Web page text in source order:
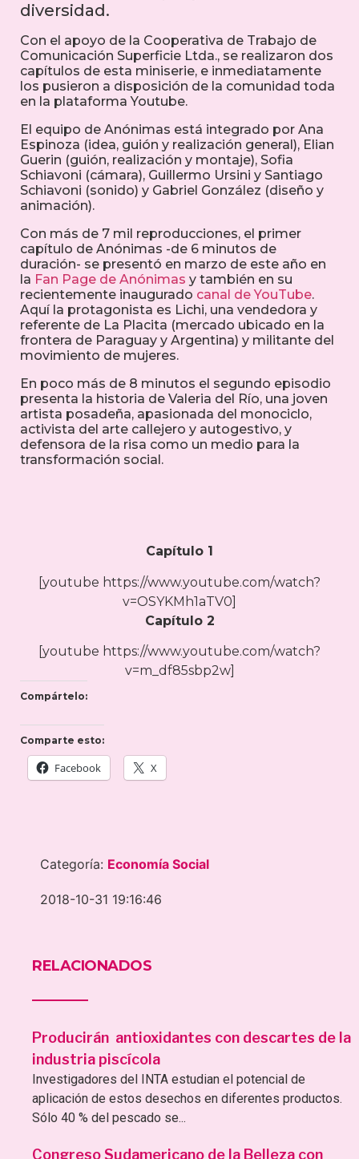
diversidad.
Con el apoyo de la Cooperativa de Trabajo de
Comunicación Superficie Ltda., se realizaron dos
capítulos de esta miniserie, e inmediatamente
los pusieron a disposición de la comunidad toda
en la plataforma Youtube.
El equipo de Anónimas está integrado por Ana
Espinoza (idea, guión y realización general), Elian
Guerin (guión, realización y montaje), Sofia
Schiavoni (cámara), Guillermo Ursini y Santiago
Schiavoni (sonido) y Gabriel González (diseño y
animación).
Con más de 7 mil reproducciones, el primer
capítulo de Anónimas -de 6 minutos de
duración- se presentó en marzo de este año en
la Fan Page de Anónimas y también en su
recientemente inaugurado canal de YouTube.
Aquí la protagonista es Lichi, una vendedora y
referente de La Placita (mercado ubicado en la
frontera de Paraguay y Argentina) y militante del
movimiento de mujeres.
En poco más de 8 minutos el segundo episodio
presenta la historia de Valeria del Río, una joven
artista posadeña, apasionada del monociclo,
activista del arte callejero y autogestivo, y
defensora de la risa como un medio para la
transformación social.
Capítulo 1
[youtube https://www.youtube.com/watch?
v=OSYKMh1aTV0]
Capítulo 2
[youtube https://www.youtube.com/watch?
v=m_df85sbp2w]
Compártelo:
Comparte esto:
Facebook X
Categoría: Economía Social
2018-10-31 19:16:46
RELACIONADOS
Producirán antioxidantes con descartes de la
industria piscícola
Investigadores del INTA estudian el potencial de
aplicación de estos desechos en diferentes productos.
Sólo 40 % del pescado se...
Congreso Sudamericano de la Belleza con